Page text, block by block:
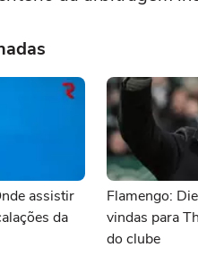
assistir
da
Flamengo:
vindas para
do clube